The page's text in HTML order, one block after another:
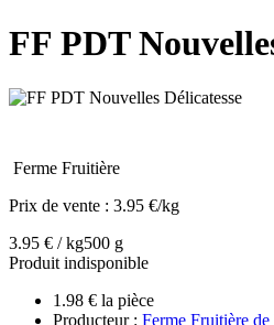
FF PDT
Ferme Fruitière
Prix de vente : 3.95 €/kg
3.95 € / kg500 g
Produit indisponible
1.98 € la pièce
Producteur : Ferme Fruitière